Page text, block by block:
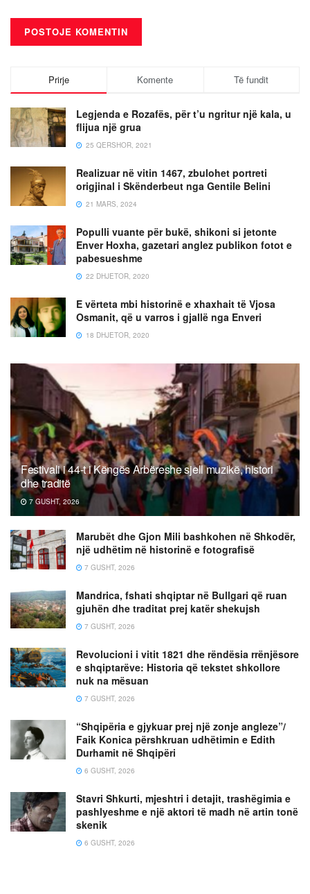
Prirje Komente Të fundit
Legjenda e Rozafës, për t’u ngritur një kala, u
flijua një grua
25 QERSHOR, 2021
Realizuar në vitin 1467, zbulohet portreti
origjinal i Skënderbeut nga Gentile Belini
21 MARS, 2024
Populli vuante për bukë, shikoni si jetonte
Enver Hoxha, gazetari anglez publikon fotot e
pabesueshme
22 DHJETOR, 2020
E vërteta mbi historinë e xhaxhait të Vjosa
Osmanit, që u varros i gjallë nga Enveri
18 DHJETOR, 2020
Festivali i 44-t i Këngës Arbëreshe sjell muzikë, histori
dhe traditë
7 GUSHT, 2026
Marubët dhe Gjon Mili bashkohen në Shkodër,
një udhëtim në historinë e fotografisë
7 GUSHT, 2026
Mandrica, fshati shqiptar në Bullgari që ruan
gjuhën dhe traditat prej katër shekujsh
7 GUSHT, 2026
Revolucioni i vitit 1821 dhe rëndësia rrënjësore
e shqiptarëve: Historia që tekstet shkollore
nuk na mësuan
7 GUSHT, 2026
“Shqipëria e gjykuar prej një zonje angleze”/
Faik Konica përshkruan udhëtimin e Edith
Durhamit në Shqipëri
6 GUSHT, 2026
Stavri Shkurti, mjeshtri i detajit, trashëgimia e
pashlyeshme e një aktori të madh në artin tonë
skenik
6 GUSHT, 2026